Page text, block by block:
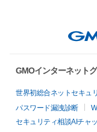
GMOインターネット
世界初総合ネットセキュ
パスワード漏洩診断
セキュリティ相談AIチャ